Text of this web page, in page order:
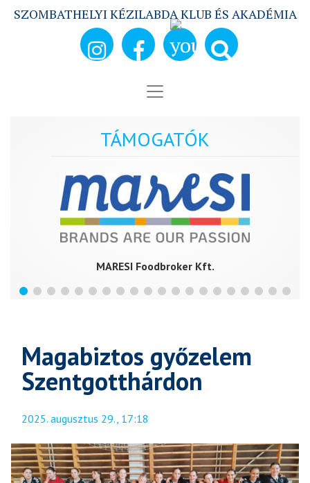
SZOMBATHELYI KÉZILABDA KLUB ÉS AKADÉMIA
TÁMOGATÓK
MARESI Foodbroker Kft.
Magabiztos győzelem
Szentgotthárdon
2025. augusztus 29., 17:18